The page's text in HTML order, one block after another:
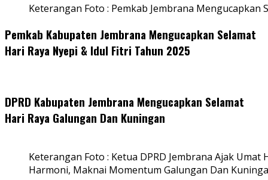
Keterangan Foto : Pemkab Jembrana Mengucapkan
Pemkab Kabupaten Jembrana Mengucapkan Selamat
Hari Raya Nyepi & Idul Fitri Tahun 2025
DPRD Kabupaten Jembrana Mengucapkan Selamat
Hari Raya Galungan Dan Kuningan
Keterangan Foto : Ketua DPRD Jembrana Ajak
Harmoni, Maknai Momentum Galungan Dan